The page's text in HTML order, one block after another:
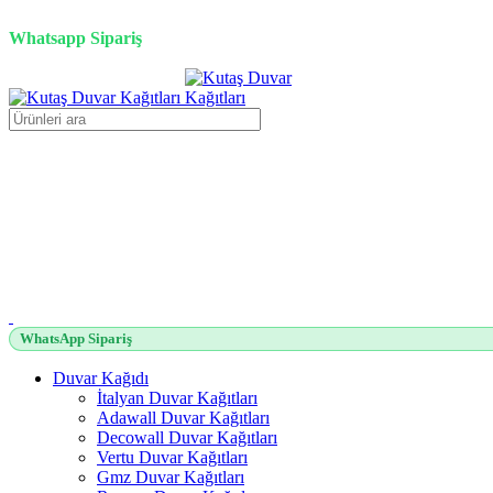
Whatsapp Sipariş
WhatsApp Sipariş
Duvar Kağıdı
İtalyan Duvar Kağıtları
Adawall Duvar Kağıtları
Decowall Duvar Kağıtları
Vertu Duvar Kağıtları
Gmz Duvar Kağıtları